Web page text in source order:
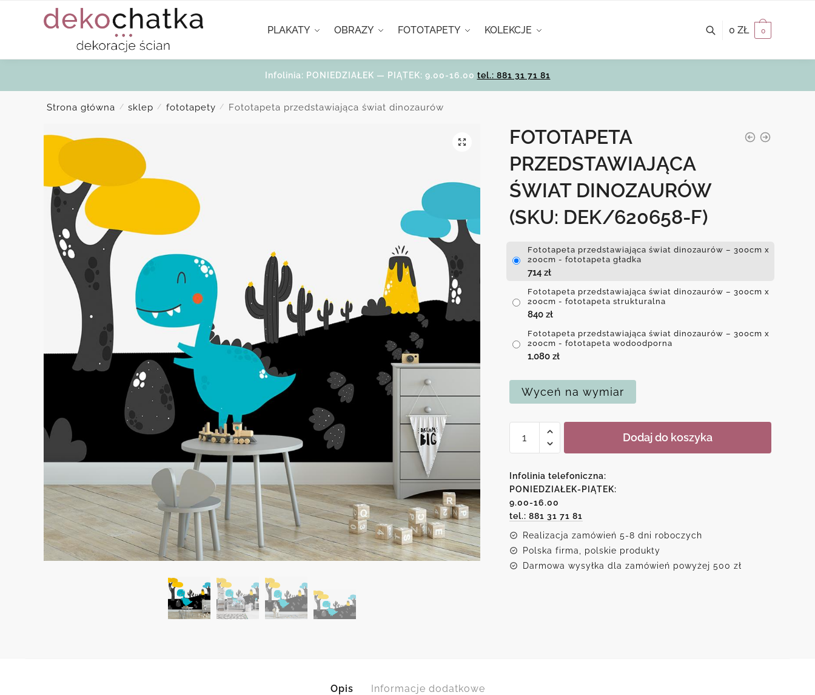
PLAKATY OBRAZY FOTOTAPETY KOLEKCJE 0 ZŁ 0
Infolinia: PONIEDZIAŁEK — PIĄTEK: 9.00-16.00 tel.: 881 31 71 81
Strona główna / sklep / fototapety / Fototapeta przedstawiająca świat dinozaurów
FOTOTAPETA
PRZEDSTAWIAJĄCA
ŚWIAT DINOZAURÓW
(SKU: DEK/620658-F)
Fototapeta przedstawiająca świat dinozaurów – 300cm x
200cm - fototapeta gładka
714 zł
Fototapeta przedstawiająca świat dinozaurów – 300cm x
200cm - fototapeta strukturalna
840 zł
Fototapeta przedstawiająca świat dinozaurów – 300cm x
200cm - fototapeta wodoodporna
1,080 zł
Wyceń na wymiar
Fototapeta
świat
dinozaurów
Dodaj do koszyka
Infolinia telefoniczna:
PONIEDZIAŁEK-PIĄTEK:
9.00-16.00
tel.: 881 31 71 81
Realizacja zamówień 5-8 dni roboczych
Polska firma, polskie produkty
Darmowa wysyłka dla zamówień powyżej 500 zł
Opis Informacje dodatkowe